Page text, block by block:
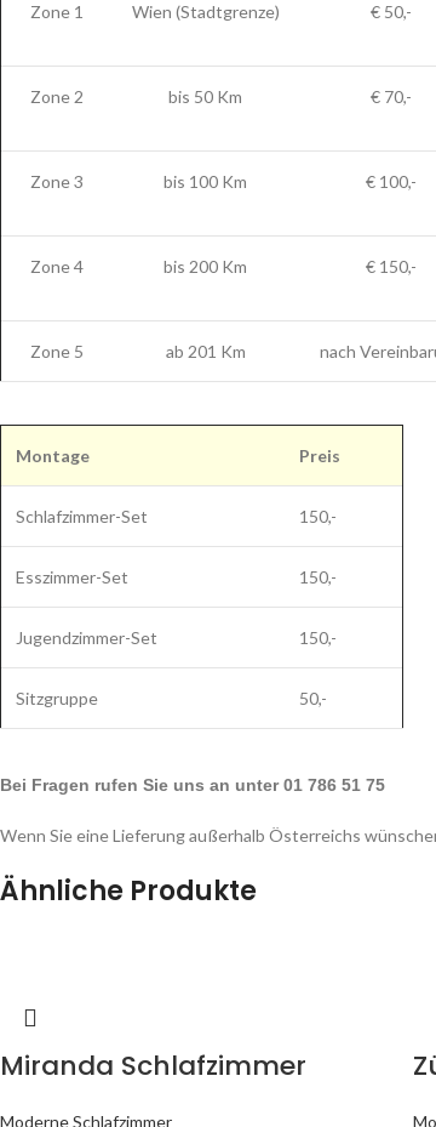
Zone 1 Wien (Stadtgrenze) € 50,-
Zone 2 bis 50 Km € 70,-
Zone 3 bis 100 Km € 100,-
Zone 4 bis 200 Km € 150,-
Zone 5 ab 201 Km nach
Montage Preis
Schlafzimmer-Set 150,-
Esszimmer-Set 150,-
Jugendzimmer-Set 150,-
Sitzgruppe 50,-
Bei Fragen rufen Sie uns an unter 01 786 51 75
Wenn Sie eine Lieferung außerhalb Österreichs
Ähnliche Produkte
Miranda Schlafzimmer
Moderne Schlafzimmer